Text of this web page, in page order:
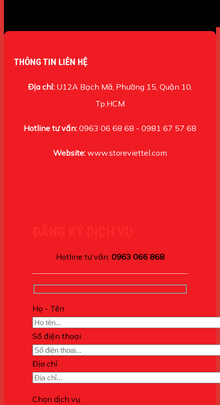
THÔNG TIN LIÊN HỆ
Địa chỉ:U12A Bạch Mã, Phường 15, Quận 10,
Tp.HCM
Hotline tư vấn: 0963 06 68 68 - 0981 67 57 68
Website: www.storeviettel.com
Hotline tư vấn: 0963 066 868
Họ - Tên
Số điện thoại
Địa chỉ
Chọn dịch vụ